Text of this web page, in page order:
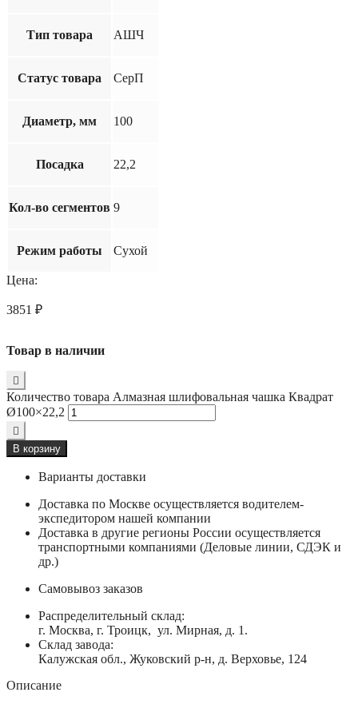
Тип товара АШЧ
Статус товара СерП
Диаметр, мм 100
Посадка 22,2
Кол-во сегментов 9
Режим работы Сухой
Цена:
3851 ₽
Товар в наличии
Количество товара Алмазная шлифовальная чашка Квадрат
Ø100×22,2
В корзину
Варианты доставки
Доставка по Москве осуществляется водителем-
экспедитором нашей компании
Доставка в другие регионы России осуществляется
транспортными компаниями (Деловые линии, СДЭК и
др.)
Самовывоз заказов
Распределительный склад:
г. Москва, г. Троицк, ул. Мирная, д. 1.
Склад завода:
Калужская обл., Жуковский р-н, д. Верховье, 124
Описание